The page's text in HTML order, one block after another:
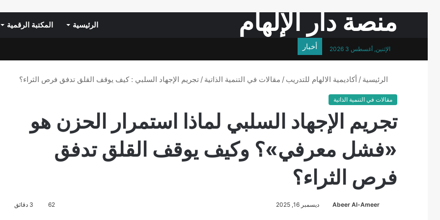
منصة دار الإلهام الرئيسية المكتبة الرقمية
الإثنين, أغسطس 3 2026 أخبار
الرئيسية / أكاديمية الالهام للتدريب / مقالات في التنمية الذاتية / تجريم الإجهاد السلبي : كيف يوقف القلق تدفق فرص الثراء؟
مقالات في التنمية الذاتية
تجريم الإجهاد السلبي لماذا استمرار الحزن هو
«فشل معرفي»؟ وكيف يوقف القلق تدفق
فرص الثراء؟
Abeer Al-Ameer ديسمبر 16, 2025 62